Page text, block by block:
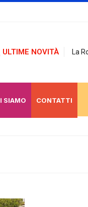
ULTIME NOVITÀ La
SIAMO CONTATTI